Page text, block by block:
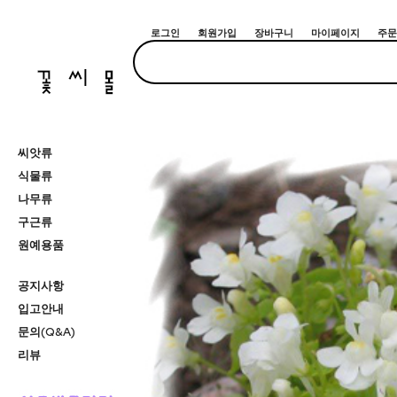
로그인 회원가입 장바구니 마이페이지 주
씨앗류
식물류
나무류
구근류
원예용품
공지사항
입고안내
문의(Q&A)
리뷰